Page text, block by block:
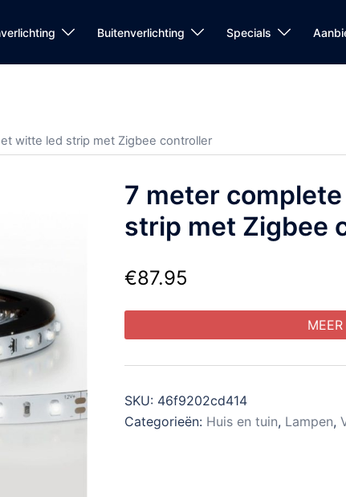
Buitenverlichting Specials
witte led strip met Zigbee controller
7 meter
strip met Zigbee
€87.95
SKU: 46f9202cd414
Categorieën: Huis en tuin, Lampen,